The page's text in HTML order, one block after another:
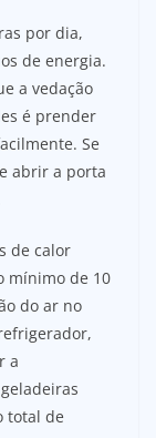
por dia,
de energia.
a vedação
é prender
Se
abrir a porta
de calor
mínimo de 10
do ar no
a
total de